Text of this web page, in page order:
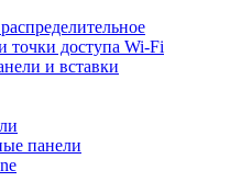
точки доступа Wi-Fi
и вставки
панели